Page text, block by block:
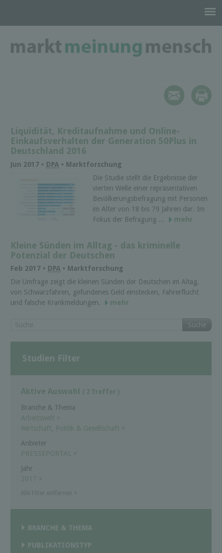
Liquidität, Kreditaufnahme und Online-
Einkaufsverhalten der Generation 50Plus in
Deutschland 2016
Jun 2017 • DPA • Marktforschung
Die Studie stellt die Ergebnisse der
vierten Welle einer repräsentativen
Bevölkerungsbefragung mit Personen
im Alter von 18 bis 79 Jahren dar. Im
Fokus der Befragung ...
mehr
Kleine Sünden im Alltag - das kriminelle
Potenzial der Deutschen
Feb 2017 • DPA • Marktforschung
Die Umfrage zeigt die kleinen Sünden der Deutschen im Altag,
von Schwarzfahren, gefundenes Geld einstecken, Fahrerflucht
und falsche Krankmeldungen.
mehr
Suche
Studien Filter
Aktive Auswahl ( 2 Treffer )
Branche & Thema
Arbeitswelt ×
Wirtschaft, Politik & Gesellschaft ×
Anbieter
PRESSEPORTAL
×
Jahr
2017 ×
BRANCHE & THEMA
PUBLIKATIONSTYP